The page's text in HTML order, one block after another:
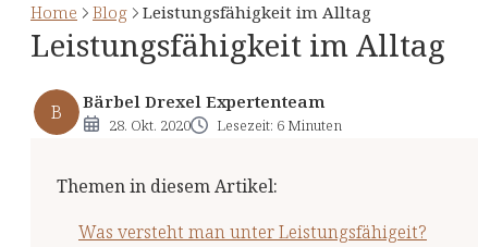
Home Blog Leistungsfähigkeit im Alltag
Leistungsfähigkeit im Alltag
B Bärbel Drexel Expertenteam
28. Okt. 2020 Lesezeit: 6 Minuten
Themen in diesem Artikel:
Was versteht man unter Leistungsfähigeit?